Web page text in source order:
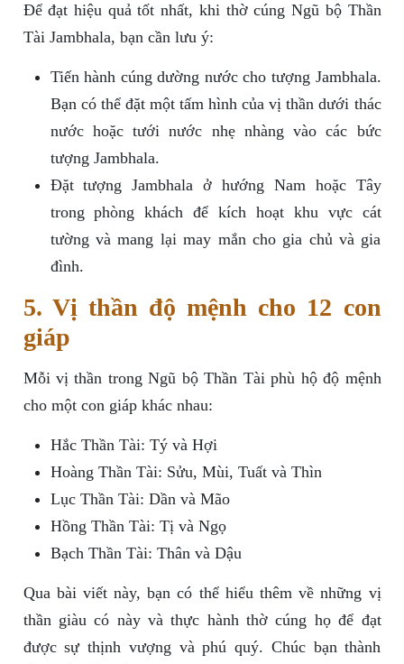
Để đạt hiệu quả tốt nhất, khi thờ cúng Ngũ bộ Thần
Tài Jambhala, bạn cần lưu ý:
Tiến hành cúng dường nước cho tượng Jambhala.
Bạn có thể đặt một tấm hình của vị thần dưới thác
nước hoặc tưới nước nhẹ nhàng vào các bức
tượng Jambhala.
Đặt tượng Jambhala ở hướng Nam hoặc Tây
trong phòng khách để kích hoạt khu vực cát
tường và mang lại may mắn cho gia chủ và gia
đình.
5. Vị thần độ mệnh cho 12 con
giáp
Mỗi vị thần trong Ngũ bộ Thần Tài phù hộ độ mệnh
cho một con giáp khác nhau:
Hắc Thần Tài: Tý và Hợi
Hoàng Thần Tài: Sửu, Mùi, Tuất và Thìn
Lục Thần Tài: Dần và Mão
Hồng Thần Tài: Tị và Ngọ
Bạch Thần Tài: Thân và Dậu
Qua bài viết này, bạn có thể hiểu thêm về những vị
thần giàu có này và thực hành thờ cúng họ để đạt
được sự thịnh vượng và phú quý. Chúc bạn thành